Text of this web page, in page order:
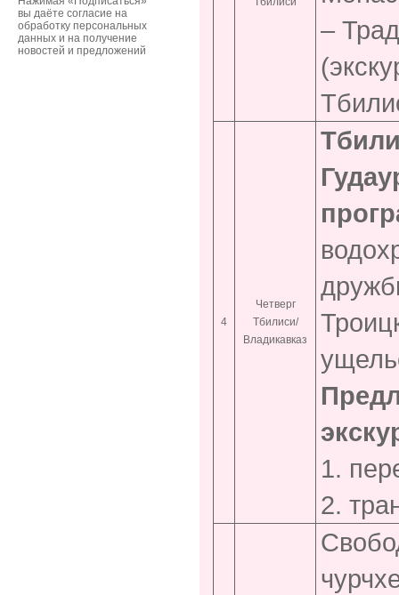
вы даёте согласие на
обработку персональных
данных и на получение
новостей и предложений
–
4
Четверг
Тбилиси/
Владикавказ
1.
2.